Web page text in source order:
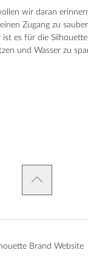
wir daran
Zugang zu
es für die
und Wasser zu
Brand Website